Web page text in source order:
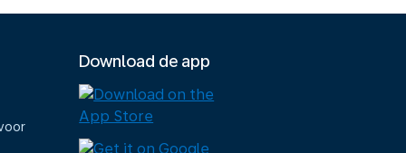
Download de app